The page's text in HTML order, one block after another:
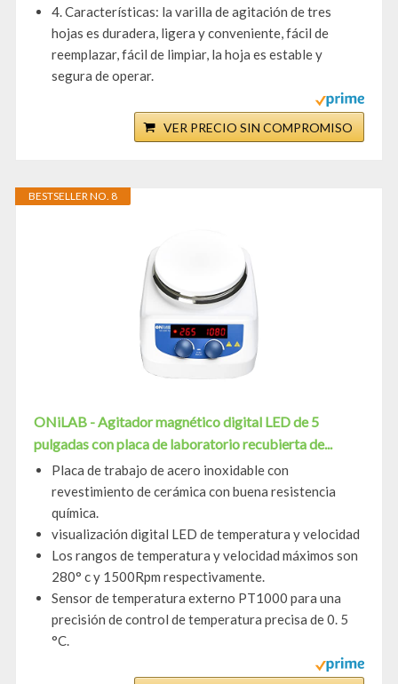
4. Características: la varilla de agitación de tres
hojas es duradera, ligera y conveniente, fácil de
reemplazar, fácil de limpiar, la hoja es estable y
segura de operar.
VER PRECIO SIN COMPROMISO
BESTSELLER NO. 8
ONiLAB - Agitador magnético digital LED de 5
pulgadas con placa de laboratorio recubierta de...
Placa de trabajo de acero inoxidable con
revestimiento de cerámica con buena resistencia
química.
visualización digital LED de temperatura y velocidad
Los rangos de temperatura y velocidad máximos son
280° c y 1500Rpm respectivamente.
Sensor de temperatura externo PT1000 para una
precisión de control de temperatura precisa de 0. 5
°C.